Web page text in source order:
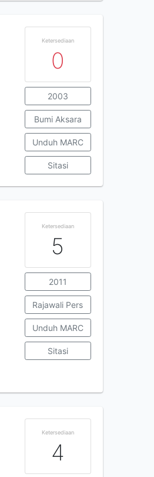
Ketersediaan
0
2003
Bumi Aksara
Unduh MARC
Sitasi
Ketersediaan
5
2011
Rajawali Pers
Unduh MARC
Sitasi
Ketersediaan
4